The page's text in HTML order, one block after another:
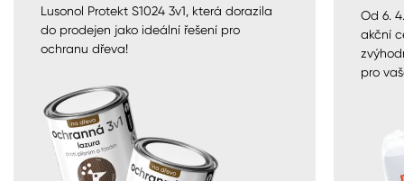
Lusonol Protekt S1024 3v1, která dorazila
do prodejen jako ideální řešení pro
ochranu dřeva!
Od 6.
akční
pro